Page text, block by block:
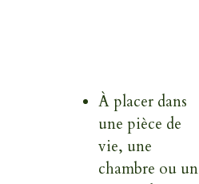
À placer dans
une pièce de
vie, une
chambre ou un